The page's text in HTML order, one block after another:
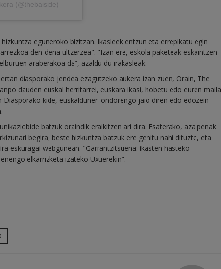
(@thebaiside)
eguneroko bizitzan. Ikasleek entzun eta errepikatu egin
den-dena ultzerzea". "Izan ere, eskola paketeak eskaintzen
araberakoa da”, azaldu du irakasleak.
diasporako jendea ezagutzeko aukera izan zuen, Orain, The
dauden euskal herritarrei, euskara ikasi, hobetu edo euren maila
kide, euskaldunen ondorengo jaio diren edo edozein
batzuk oraindik eraikitzen ari dira. Esaterako, azalpenak
begira, beste hizkuntza batzuk ere gehitu nahi dituzte, eta
eskuragai webgunean. "Garrantzitsuena: ikasten hasteko
elkarrizketa izateko Uxuerekin".